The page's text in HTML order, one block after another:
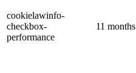
cookielawinfo-
checkbox-
performance
11 months